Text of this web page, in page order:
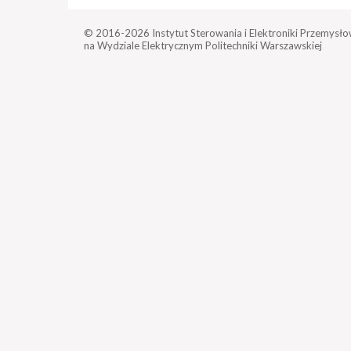
© 2016-2026 Instytut Sterowania i Elektroniki
na Wydziale Elektrycznym Politechniki Warszawskiej